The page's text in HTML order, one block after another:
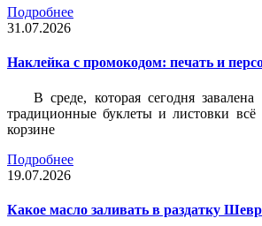
Подробнее
31.07.2026
Наклейка c промокодом: печать и
В среде, которая сегодня
традиционные буклеты и листовки всё
корзине
Подробнее
19.07.2026
Какое масло заливать в раздатку